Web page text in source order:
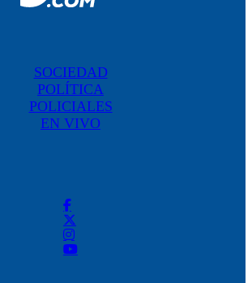
SOCIEDAD
POLÍTICA
POLICIALES
EN VIVO